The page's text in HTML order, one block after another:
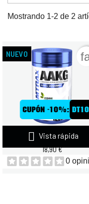
Mostrando 1-2 de 2
 Vista rápida
QUAMTRAX AAKG 120
18,90 €
0
NUEVO